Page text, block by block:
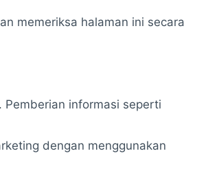
memeriksa halaman ini secara
informasi seperti
dengan menggunakan